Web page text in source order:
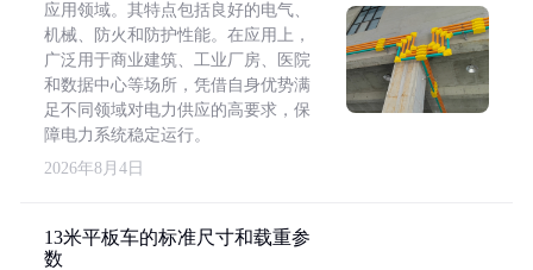
应用领域。其特点包括良好的电气、
机械、防火和防护性能。在应用上，
广泛用于商业建筑、工业厂房、医院
和数据中心等场所，凭借自身优势满
足不同领域对电力供应的高要求，保
障电力系统稳定运行。
2026年8月4日
13米平板车的标准尺寸和载重参
数